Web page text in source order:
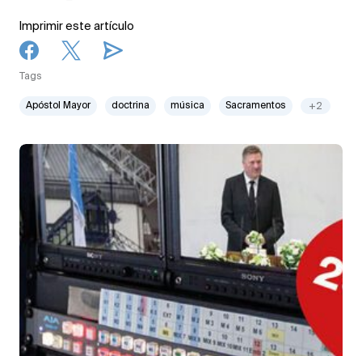
Imprimir este artículo
Tags
Apóstol Mayor doctrina música Sacramentos +2